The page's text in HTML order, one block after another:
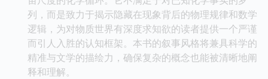
列，而是致力于揭示隐藏在现象背后的物理规律和数学
逻辑，为对物质世界有深度求知欲的读者提供一个严谨
而引人入胜的认知框架。本书的叙事风格将兼具科学的
精准与文学的描绘力，确保复杂的概念也能被清晰地阐
释和理解。